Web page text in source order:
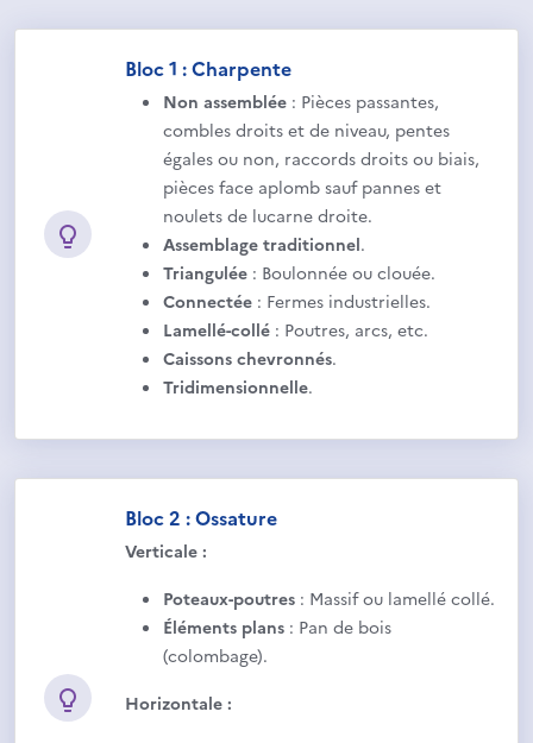
Bloc 1 : Charpente
Non assemblée : Pièces passantes,
combles droits et de niveau, pentes
égales ou non, raccords droits ou biais,
pièces face aplomb sauf pannes et
noulets de lucarne droite.
Assemblage traditionnel.
Triangulée : Boulonnée ou clouée.
Connectée : Fermes industrielles.
Lamellé-collé : Poutres, arcs, etc.
Caissons chevronnés.
Tridimensionnelle.
Bloc 2 : Ossature
Verticale :
Poteaux-poutres : Massif ou lamellé collé.
Éléments plans : Pan de bois
(colombage).
Horizontale :